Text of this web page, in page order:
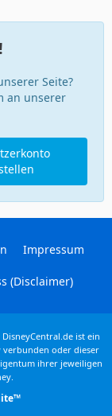
Seite?
an unserer
Impressum
(Disclaimer)
ist ein
verbunden oder dieser
ihrer jeweiligen